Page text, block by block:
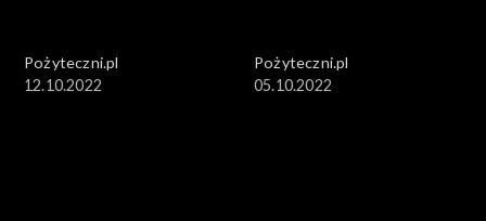
Pożyteczni.pl
12.10.2022
Pożyteczni.pl
05.10.2022